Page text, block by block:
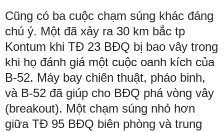
Cũng có ba cuộc chạm súng khác đáng
chú ý. Một đã xảy ra 30 km bắc tp
Kontum khi TĐ 23 BĐQ bị bao vây trong
khi họ đánh giá một cuộc oanh kích của
B-52. Máy bay chiến thuật, pháo binh,
và B-52 đã giúp cho BĐQ phá vòng vây
(breakout). Một chạm súng nhỏ hơn
giữa TĐ 95 BĐQ biên phòng và trung